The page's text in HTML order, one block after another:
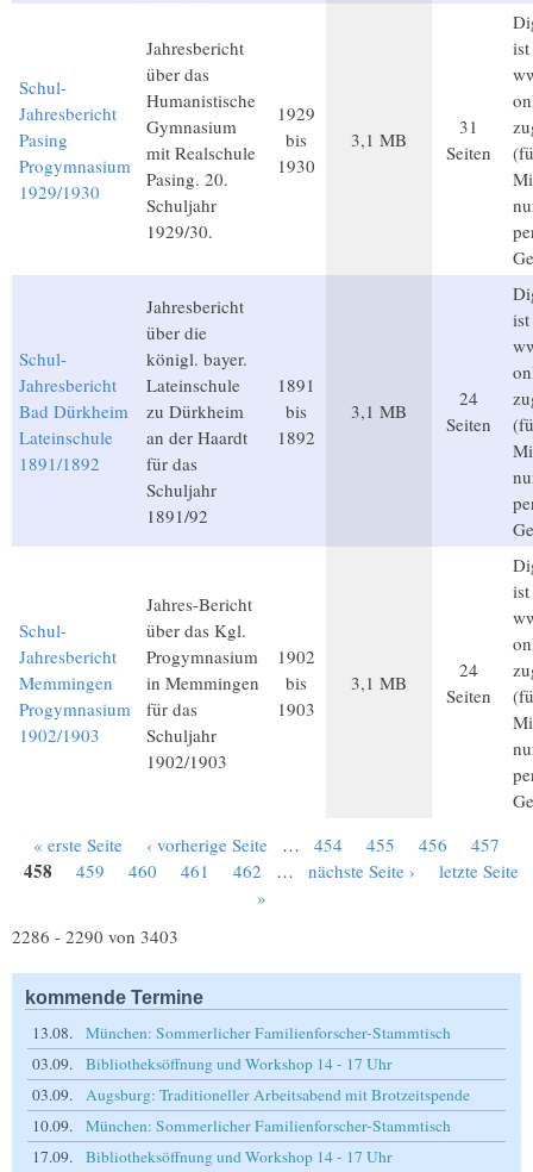
Schul-
Jahresbericht
Pasing
Progymnasium
1929/1930
Jahresbericht
über das
Humanistische
Gymnasium
mit Realschule
Pasing. 20.
Schuljahr
1929/30.
1929
bis
1930
3,1 MB
31
Seiten
Schul-
Jahresbericht
Bad Dürkheim
Lateinschule
1891/1892
Jahresbericht
über die
königl. bayer.
Lateinschule
zu Dürkheim
an der Haardt
für das
Schuljahr
1891/92
1891
bis
1892
3,1 MB
24
Seiten
Schul-
Jahresbericht
Memmingen
Progymnasium
1902/1903
Jahres-Bericht
über das Kgl.
Progymnasium
in Memmingen
für das
Schuljahr
1902/1903
1902
bis
1903
3,1 MB
24
Seiten
Seiten
« erste Seite ‹ vorherige Seite … 454 455 456 457
458 459 460 461 462 … nächste Seite ›
letzte Seite
»
2286 - 2290 von 3403
kommende Termine
13.08.
München: Sommerlicher Familienforscher-Stammtisch
03.09.
Bibliotheksöffnung und Workshop 14 - 17 Uhr
03.09.
Augsburg: Traditioneller Arbeitsabend mit Brotzeitspende
10.09.
München: Sommerlicher Familienforscher-Stammtisch
17.09.
Bibliotheksöffnung und Workshop 14 - 17 Uhr